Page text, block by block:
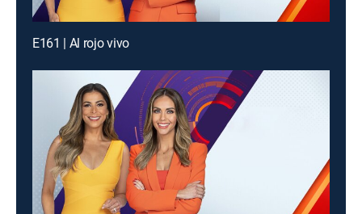
E161 | Al rojo vivo